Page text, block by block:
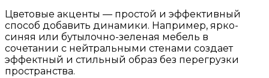
Цветовые акценты — простой и эффективный
способ добавить динамики. Например, ярко-
синяя или бутылочно-зеленая мебель в
сочетании с нейтральными стенами создает
эффектный и стильный образ без перегрузки
пространства.